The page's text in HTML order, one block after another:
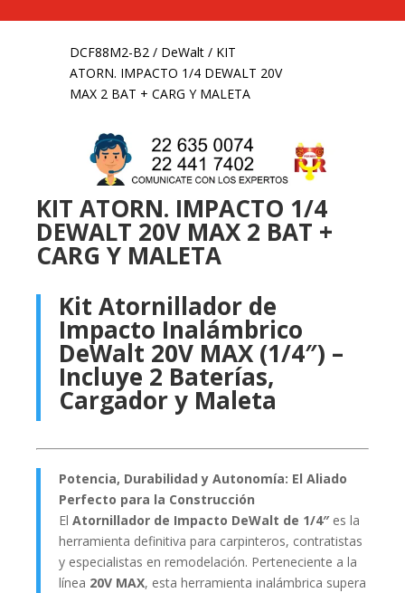
DCF88M2-B2/ DeWalt/ KIT
ATORN. IMPACTO 1/4 DEWALT 20V
MAX 2 BAT + CARG Y MALETA
KIT ATORN. IMPACTO 1/4
DEWALT 20V MAX 2 BAT +
CARG Y MALETA
Kit Atornillador de
Impacto Inalámbrico
DeWalt 20V MAX (1/4″) –
Incluye 2 Baterías,
Cargador y Maleta
Potencia, Durabilidad y Autonomía: El Aliado
Perfecto para la Construcción
El Atornillador de Impacto DeWalt de 1/4″es la
herramienta definitiva para carpinteros, contratistas
y especialistas en remodelación. Perteneciente a la
línea 20V MAX, esta herramienta inalámbrica supera